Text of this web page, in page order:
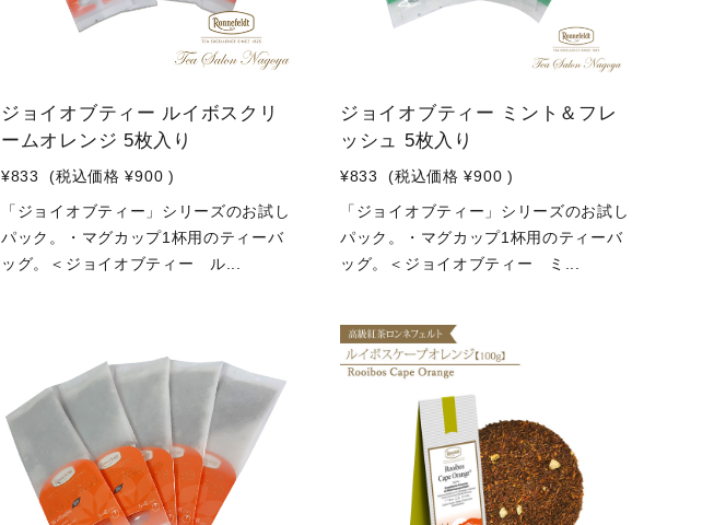
ジョイオブティー ルイボスクリ
ームオレンジ 5枚入り
¥833 (税込価格 ¥900 )
「ジョイオブティー」シリーズのお試し
パック。・マグカップ1杯用のティーバ
ッグ。＜ジョイオブティー ル...
ジョイオブティー ミント＆フレ
ッシュ 5枚入り
¥833 (税込価格 ¥900 )
「ジョイオブティー」シリーズのお試し
パック。・マグカップ1杯用のティーバ
ッグ。＜ジョイオブティー ミ...